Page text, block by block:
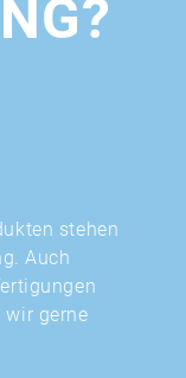
stehen
Auch
wir gerne